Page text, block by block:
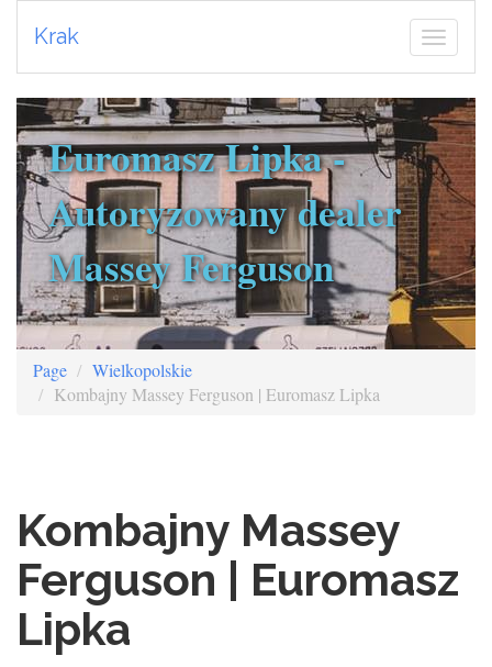
Krak
Euromasz Lipka -
Autoryzowany dealer
Massey Ferguson
Page
Wielkopolskie
Kombajny Massey Ferguson | Euromasz Lipka
Kombajny Massey
Ferguson | Euromasz
Lipka